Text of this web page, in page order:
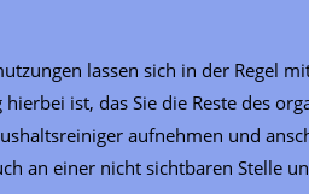
lassen sich in der Regel
ist, das Sie die Reste des
aufnehmen und
an einer nicht sichtbaren Stelle